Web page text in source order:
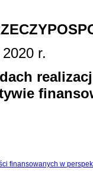
r.
finansowanych w